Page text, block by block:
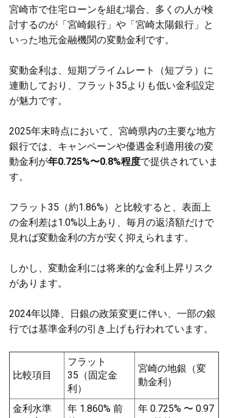
宮崎市で住宅ローンを組む場合、多くの人が検
討するのが「宮崎銀行」や「宮崎太陽銀行」と
いった地元金融機関の変動金利です。
変動金利は、短期プライムレート（短プラ）に
連動しており、フラット35よりも低い金利設定
が魅力です。
2025年末時点において、宮崎県内の主要な地方
銀行では、キャンペーンや優遇金利適用後の変
動金利が年0.725%〜0.8%程度で提供されていま
す。
フラット35（約1.86%）と比較すると、表面上
の金利差は1.0%以上あり、毎月の返済額だけで
見れば変動金利の方が安く抑えられます。
しかし、変動金利には将来的な金利上昇リスク
があります。
2024年以降、日銀の政策変更に伴い、一部の銀
行では基準金利の引き上げも行われています。
比較項目
フラット
35（固定金
利）
宮崎の地銀（変
動金利）
金利水準
年 1.860% 前
年 0.725% 〜 0.97